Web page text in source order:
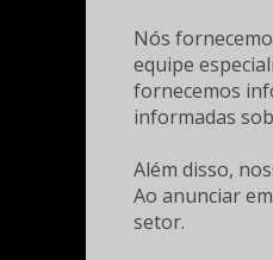
Nós
equipe
fornecemos
informadas
Além disso,
Ao anunciar
setor.